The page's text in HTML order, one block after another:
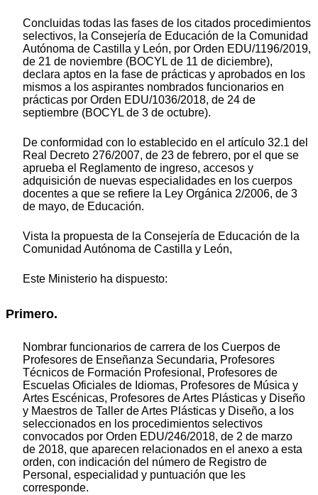
Concluidas todas las fases de los citados procedimientos
selectivos, la Consejería de Educación de la Comunidad
Autónoma de Castilla y León, por Orden EDU/1196/2019,
de 21 de noviembre (BOCYL de 11 de diciembre),
declara aptos en la fase de prácticas y aprobados en los
mismos a los aspirantes nombrados funcionarios en
prácticas por Orden EDU/1036/2018, de 24 de
septiembre (BOCYL de 3 de octubre).
De conformidad con lo establecido en el artículo 32.1 del
Real Decreto 276/2007, de 23 de febrero, por el que se
aprueba el Reglamento de ingreso, accesos y
adquisición de nuevas especialidades en los cuerpos
docentes a que se refiere la Ley Orgánica 2/2006, de 3
de mayo, de Educación.
Vista la propuesta de la Consejería de Educación de la
Comunidad Autónoma de Castilla y León,
Este Ministerio ha dispuesto:
Primero.
Nombrar funcionarios de carrera de los Cuerpos de
Profesores de Enseñanza Secundaria, Profesores
Técnicos de Formación Profesional, Profesores de
Escuelas Oficiales de Idiomas, Profesores de Música y
Artes Escénicas, Profesores de Artes Plásticas y Diseño
y Maestros de Taller de Artes Plásticas y Diseño, a los
seleccionados en los procedimientos selectivos
convocados por Orden EDU/246/2018, de 2 de marzo
de 2018, que aparecen relacionados en el anexo a esta
orden, con indicación del número de Registro de
Personal, especialidad y puntuación que les
corresponde.